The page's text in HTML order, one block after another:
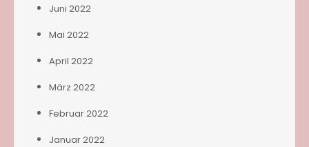
Juni 2022
Mai 2022
April 2022
März 2022
Februar 2022
Januar 2022